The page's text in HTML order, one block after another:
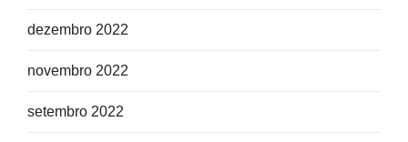
dezembro 2022
novembro 2022
setembro 2022